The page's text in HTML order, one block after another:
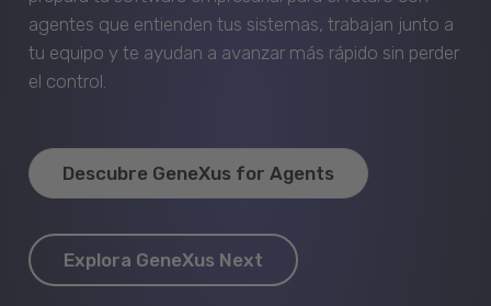
agentes que entienden tus sistemas, trabajan junto a
tu equipo y te ayudan a avanzar más rápido sin perder
el control.
Descubre GeneXus for Agents
Explora GeneXus Next